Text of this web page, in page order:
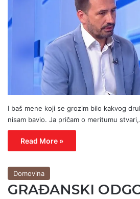
I baš mene koji se grozim bilo kakvog
nisam bavio. Ja pričam o meritumu
Read More »
Domovina
GRAĐANSKI